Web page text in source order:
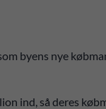
byens nye
ind, så deres